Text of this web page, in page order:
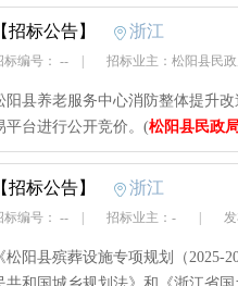
【招标公告】 浙江
标编号： -- 招标业主：松阳县民
阳县养老服务中心消防整体提升
平台进行公开竞价。(松阳县民政
【招标公告】 浙江
标编号： -- 招标业主：- 发
《松阳县殡葬设施专项规划（